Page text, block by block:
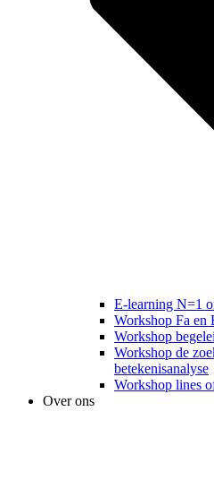
E-learning N=1
Workshop Fa en
Workshop
Workshop de
betekenisanalyse
Workshop lines
Over ons